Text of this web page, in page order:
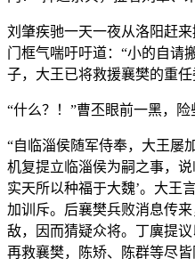
刘肇疾驰一天一夜从洛阳赶
门框气喘吁吁道：“小的自请
子，大王已将救援襄樊的重
“什么？！”曹丕眼前一黑，险
“自临淄侯随军侍奉，大王屡
机复提立临淄侯为嗣之事，说
实天所以种福于大魏’。大王
加训斥。后襄樊兵败消息传
敌，因而猜疑众将。丁廙提
再救襄樊，陈矫、陈群等尽